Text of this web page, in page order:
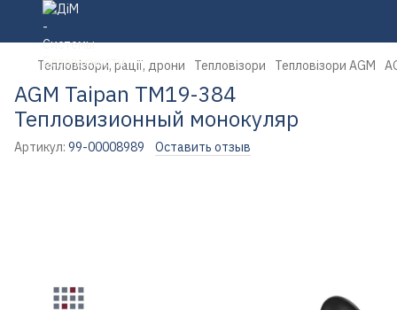
Тепловізори, рації, дрони Тепловізори Тепловізори AGM
AGM Taipan TM19-384
Тепловизионный монокуляр
Артикул: 99-00008989 Оставить отзыв